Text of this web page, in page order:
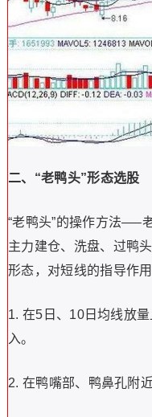
二、“老鸭头”形态选股
“老鸭头”的操作方法—–
主力建仓、洗盘、过鸭
形态，对短线的指导作用
1. 在5日、10日均线放
入。
2. 在鸭嘴部、鸭鼻孔附